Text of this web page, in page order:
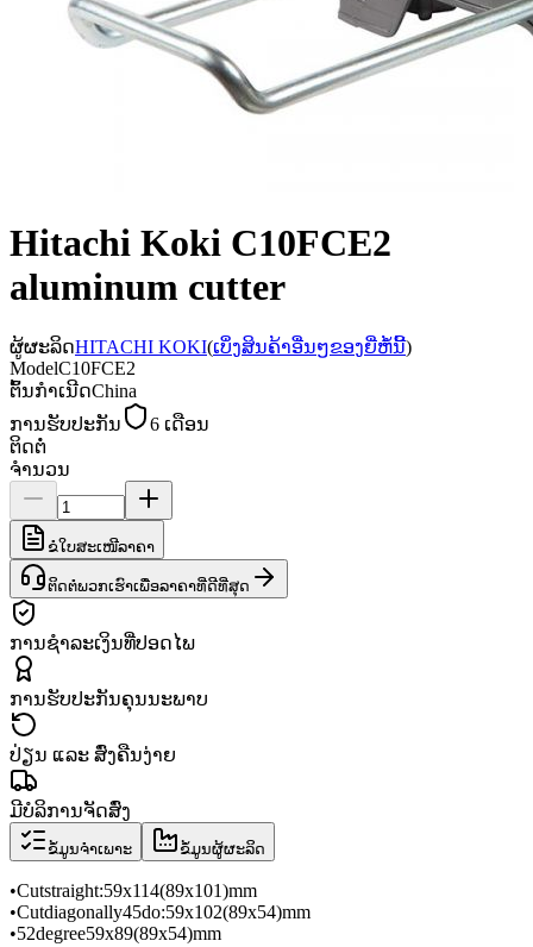
Hitachi Koki C10FCE2
aluminum cutter
ຜູ້ຜະລິດHITACHI KOKI(ເບິ່ງສິນຄ້າອື່ນໆຂອງຍີ່ຫໍ້ນີ້)
ModelC10FCE2
ຕົ້ນກຳເນີດChina
ການຮັບປະກັນ
6 ເດືອນ
ຕິດຕໍ່
ຈຳນວນ
ຂໍໃບສະເໜີລາຄາ
ຕິດຕໍ່ພວກເຮົາເພື່ອລາຄາທີ່ດີທີ່ສຸດ
ການຊຳລະເງິນທີ່ປອດໄພ
ການຮັບປະກັນຄຸນນະພາບ
ປ່ຽນ ແລະ ສົ່ງຄືນງ່າຍ
ມີບໍລິການຈັດສົ່ງ
ຂໍ້ມູນຈຳເພາະ ຂໍ້ມູນຜູ້ຜະລິດ
•Cutstraight:59x114(89x101)mm
•Cutdiagonally45do:59x102(89x54)mm
•52degree59x89(89x54)mm